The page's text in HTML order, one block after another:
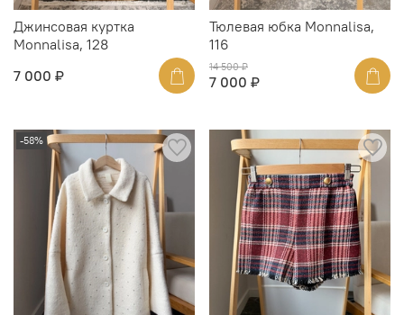
Джинсовая куртка
Monnalisa, 128
7 000 ₽
Тюлевая юбка Monnalisa,
116
14 500 ₽
7 000 ₽
-58%